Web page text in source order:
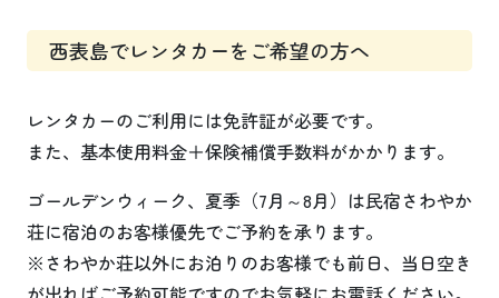
西表島でレンタカーをご希望の方へ
レンタカーのご利用には免許証が必要です。
また、基本使用料金＋保険補償手数料がかかります。
ゴールデンウィーク、夏季（7月～8月）は民宿さわやか
荘に宿泊のお客様優先でご予約を承ります。
※さわやか荘以外にお泊りのお客様でも前日、当日空き